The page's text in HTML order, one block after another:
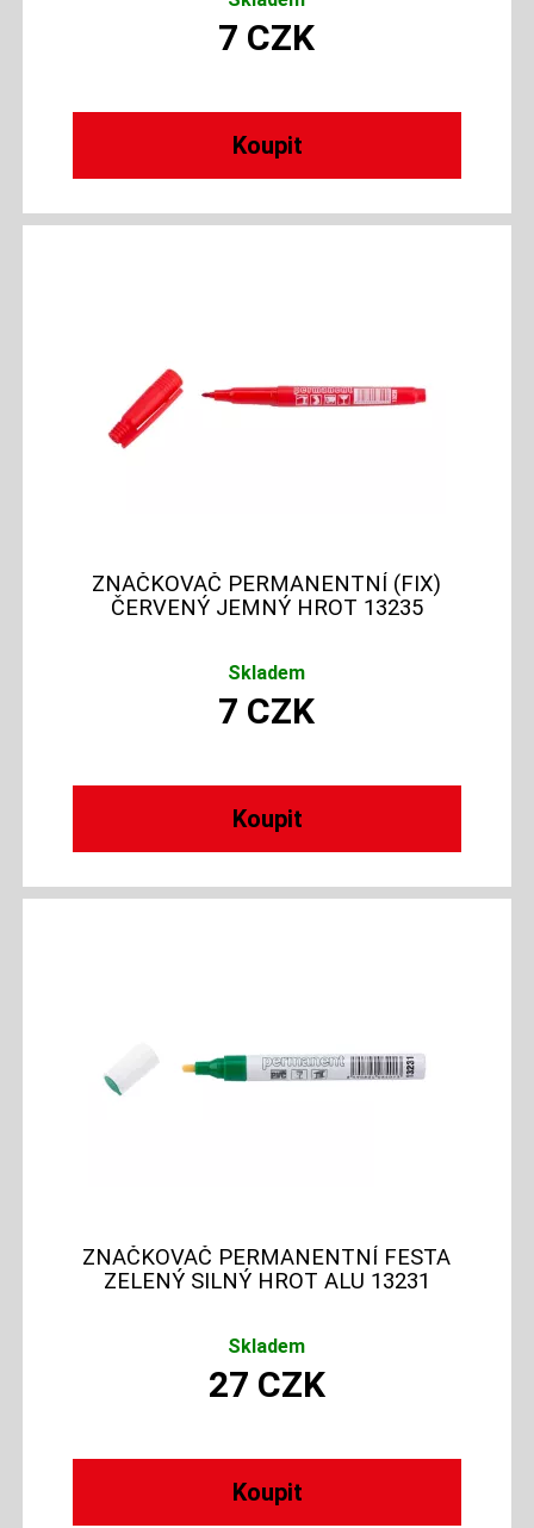
7 CZK
ZNAČKOVAČ PERMANENTNÍ (FIX)
ČERVENÝ JEMNÝ HROT 13235
Skladem
7 CZK
ZNAČKOVAČ PERMANENTNÍ FESTA
ZELENÝ SILNÝ HROT ALU 13231
Skladem
27 CZK